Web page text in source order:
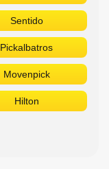
Sentido
Pickalbatros
Movenpick
Hilton